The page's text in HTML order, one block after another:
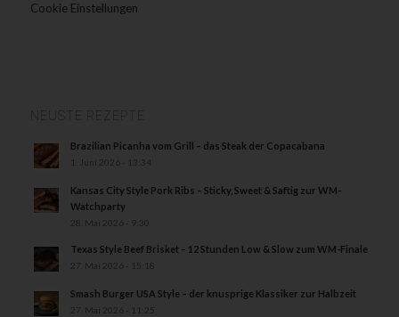
Cookie Einstellungen
NEUSTE REZEPTE
Brazilian Picanha vom Grill – das Steak der Copacabana
1. Juni 2026 - 13:34
Kansas City Style Pork Ribs – Sticky, Sweet & Saftig zur WM-
Watchparty
28. Mai 2026 - 9:30
Texas Style Beef Brisket – 12 Stunden Low & Slow zum WM-Finale
27. Mai 2026 - 15:18
Smash Burger USA Style – der knusprige Klassiker zur Halbzeit
27. Mai 2026 - 11:25